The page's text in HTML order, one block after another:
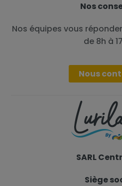
Nos
Nos équipes vous
de 8h à
Nous
SARL
Siège